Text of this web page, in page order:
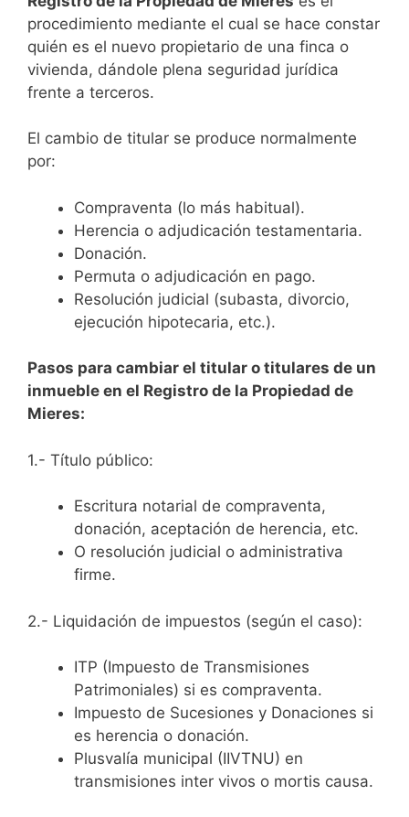
procedimiento mediante el cual se hace constar
quién es el nuevo propietario de una finca o
vivienda, dándole plena seguridad jurídica
frente a terceros.
El cambio de titular se produce normalmente
por:
Compraventa (lo más habitual).
Herencia o adjudicación testamentaria.
Donación.
Permuta o adjudicación en pago.
Resolución judicial (subasta, divorcio,
ejecución hipotecaria, etc.).
Pasos para cambiar el titular o titulares de un
inmueble en el Registro de la Propiedad de
Mieres:
1.- Título público:
Escritura notarial de compraventa,
donación, aceptación de herencia, etc.
O resolución judicial o administrativa
firme.
2.- Liquidación de impuestos (según el caso):
ITP (Impuesto de Transmisiones
Patrimoniales) si es compraventa.
Impuesto de Sucesiones y Donaciones si
es herencia o donación.
Plusvalía municipal (IIVTNU) en
transmisiones inter vivos o mortis causa.